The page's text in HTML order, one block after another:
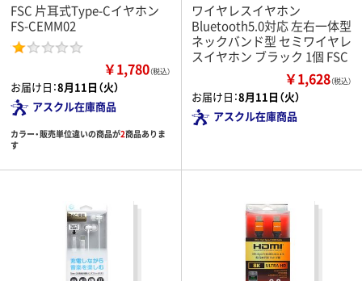
FSC 片耳式Type-Cイヤホン
FS-CEMM02
￥1,780（税込）
お届け日：8月11日（火）
アスクル在庫商品
カラー・販売単位違いの商品が2商品ありま
す
ワイヤレスイヤホン
Bluetooth5.0対応 左右一体型
ネックバンド型 セミワイヤレ
スイヤホン ブラック 1個 FSC
￥1,628（税込）
お届け日：8月11日（火）
アスクル在庫商品